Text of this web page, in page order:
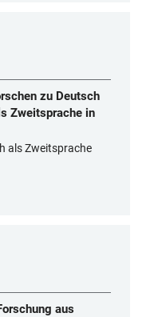
zu Deutsch
Zweitsprache in
als Zweitsprache
aus